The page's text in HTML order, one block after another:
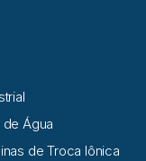
Água
de Troca Iônica